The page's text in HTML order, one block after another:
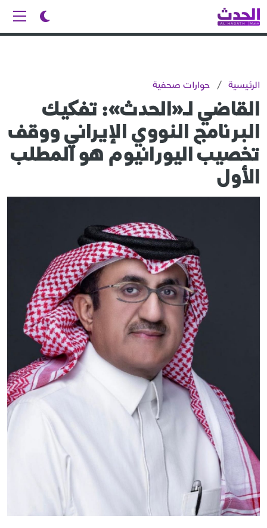
الرئيسية / حوارات صحفية
القاضي لـ«الحدث»: تفكيك
البرنامج النووي الإيراني ووقف
تخصيب اليورانيوم هو المطلب
الأول